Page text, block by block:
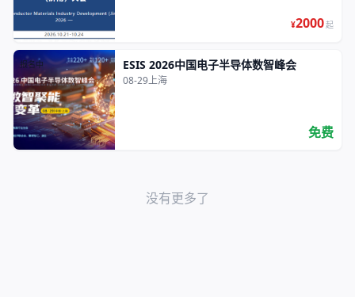
¥2000起
报名中 ESIS 2026中国电子半导体数智峰会
08-29上海
免费
没有更多了